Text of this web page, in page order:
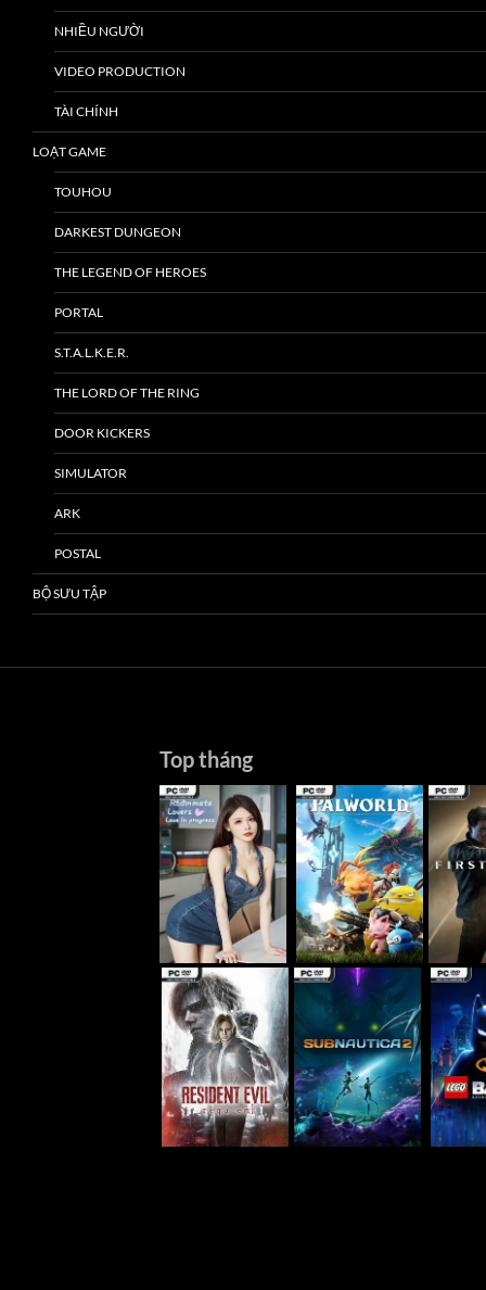
NHIỀU NGƯỜI
VIDEO PRODUCTION
TÀI CHÍNH
LOẠT GAME
TOUHOU
DARKEST DUNGEON
THE LEGEND OF HEROES
PORTAL
S.T.A.L.K.E.R.
THE LORD OF THE RING
DOOR KICKERS
SIMULATOR
ARK
POSTAL
BỘ SƯU TẬP
Top tháng